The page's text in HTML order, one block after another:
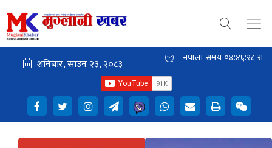
नेपाली समय ०४:४६:२८ राती